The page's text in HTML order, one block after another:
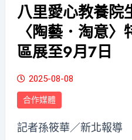
八里愛心教養
〈陶藝．淘意
區展至9月7日
2025-08-08
合作媒體
記者孫筱華／新北報導